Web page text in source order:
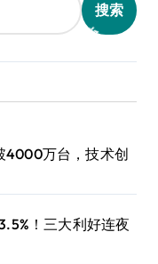
搜索
4000万台，技术创
！三大利好连夜